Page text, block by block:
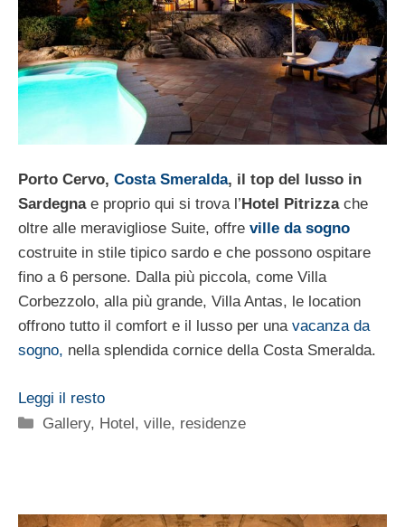
Porto Cervo, Costa Smeralda, il top del lusso in
Sardegnae proprio qui si trova l’ Hotel Pitrizzache
oltre alle meravigliose Suite, offre ville da sogno
costruite in stile tipico sardo e che possono ospitare
fino a 6 persone. Dalla più piccola, come Villa
Corbezzolo, alla più grande, Villa Antas, le location
offrono tutto il comfort e il lusso per una vacanza da
sogno, nella splendida cornice della Costa Smeralda.
Leggi il resto
Categorie
Gallery, Hotel, ville, residenze